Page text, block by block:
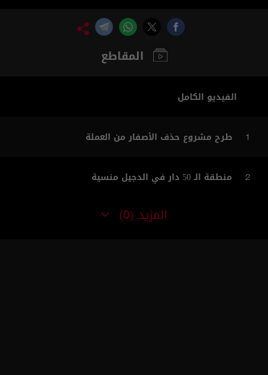
المقاطع
الفيديو الكامل
1 طرح مشروع حذف الأصفار من العملة
2 منطقة الـ 50 دار في الدجيل منسية
المزيد (0)